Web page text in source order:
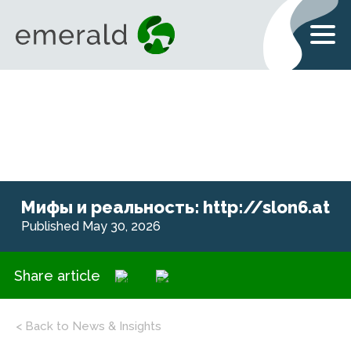
Мифы и реальность: http://slon6.at
Published May 30, 2026
Share article
< Back to News & Insights